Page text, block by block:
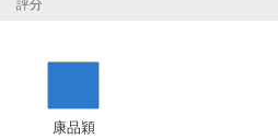
評分
康品穎